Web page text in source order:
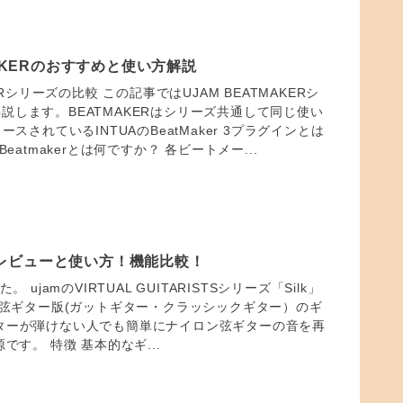
のおすすめと使い方解説
リーズの比較 この記事ではUJAM BEATMAKERシ
します。BEATMAKERはシリーズ共通して同じ使い
スされているINTUAのBeatMaker 3プラグインとは
とは何ですか？ 各ビートメー...
ューと使い方！機能比較！
。 ujamのVIRTUAL GUITARISTSシリーズ「Silk」
ギター版(ガットギター・クラッシックギター）のギ
ーが弾けない人でも簡単にナイロン弦ギターの音を再
です。 特徴 基本的なギ...